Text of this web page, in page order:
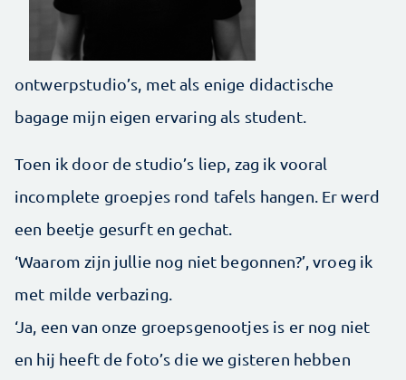
ontwerpstudio’s, met als enige didactische
bagage mijn eigen ervaring als student.
Toen ik door de studio’s liep, zag ik vooral
incomplete groepjes rond tafels hangen. Er werd
een beetje gesurft en gechat.
‘Waarom zijn jullie nog niet begonnen?’, vroeg ik
met milde verbazing.
‘Ja, een van onze groepsgenootjes is er nog niet
en hij heeft de foto’s die we gisteren hebben